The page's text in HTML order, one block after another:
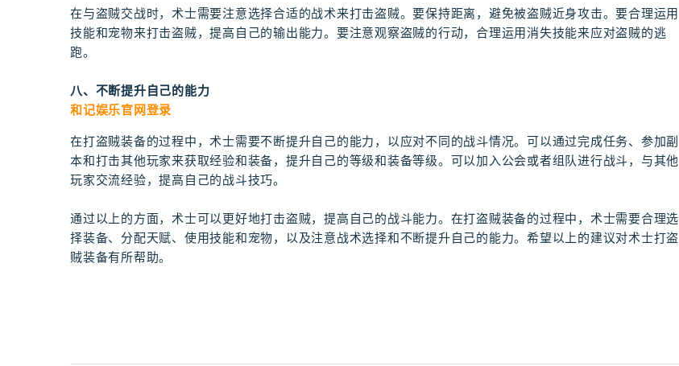
在与盗贼交战时，术士需要注意选择合适的战术来打击盗贼。要保持距离，避免被盗贼近身攻击。要合理运用
技能和宠物来打击盗贼，提高自己的输出能力。要注意观察盗贼的行动，合理运用消失技能来应对盗贼的逃
跑。
八、不断提升自己的能力
和记娱乐官网登录
在打盗贼装备的过程中，术士需要不断提升自己的能力，以应对不同的战斗情况。可以通过完成任务、参加副
本和打击其他玩家来获取经验和装备，提升自己的等级和装备等级。可以加入公会或者组队进行战斗，与其他
玩家交流经验，提高自己的战斗技巧。
通过以上的方面，术士可以更好地打击盗贼，提高自己的战斗能力。在打盗贼装备的过程中，术士需要合理选
择装备、分配天赋、使用技能和宠物，以及注意战术选择和不断提升自己的能力。希望以上的建议对术士打盗
贼装备有所帮助。